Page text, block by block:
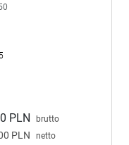
PLN brutto
PLN netto